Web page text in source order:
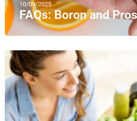
10/09/2025
FAQs: Boron and